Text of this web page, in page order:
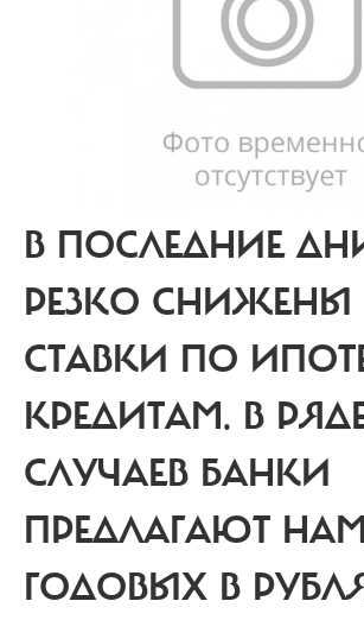
В ПОСЛЕДНИЕ
РЕЗКО СНИЖЕНЫ
СТАВКИ ПО
КРЕДИТАМ. В
СЛУЧАЕВ БАНКИ
ПРЕДЛАГАЮТ
ГОДОВЫХ В